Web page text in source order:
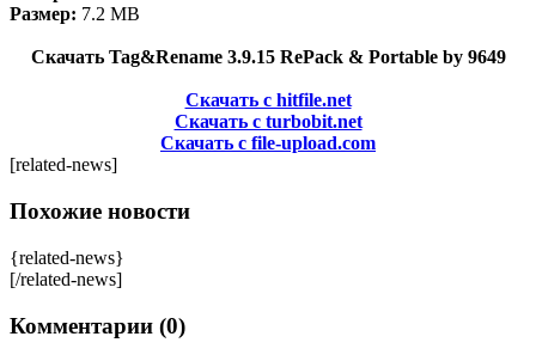
Размер: 7.2 MB
Скачать Tag&Rename 3.9.15 RePack & Portable by 9649
Скачать с hitfile.net
Скачать с turbobit.net
Скачать с file-upload.com
[related-news]
Похожие новости
{related-news}
[/related-news]
Комментарии (0)